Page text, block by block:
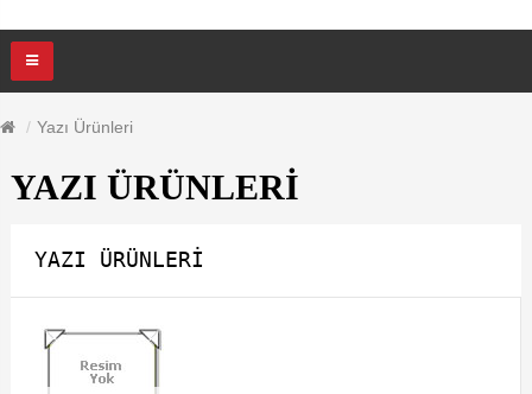
Yazı Ürünleri
YAZI ÜRÜNLERI
YAZI ÜRÜNLERI